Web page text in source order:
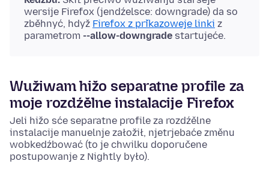
wersije Firefox (jendźelsce: downgrade) da so
zběhnyć, hdyž Firefox z přikazoweje linki z
parametrom --allow-downgrade startujeće.
Wužiwam hižo separatne profile za
moje rozdźělne instalacije Firefox
Jeli hižo sće separatne profile za rozdźělne
instalacije manuelnje załožił, njetrjebaće změnu
wobkedźbować (to je chwilku doporučene
postupowanje z Nightly było).